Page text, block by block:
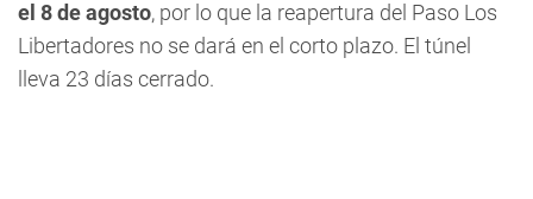
el 8 de agosto, por lo que la reapertura del Paso Los
Libertadores no se dará en el corto plazo. El túnel
lleva 23 días cerrado.